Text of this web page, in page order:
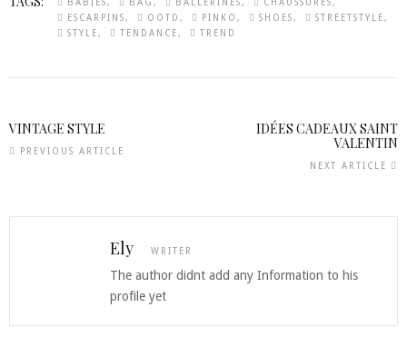
BABIES BAG BALLERINES
CHAUSSURES
ESCARPINS
OOTD PINKO SHOES
STREETSTYLE
STYLE
TENDANCE TREND
VINTAGE STYLE
PREVIOUS ARTICLE
IDÉES CADEAUX SAINT
VALENTIN
NEXT ARTICLE
Ely WRITER
The author didnt add any Information to his
profile yet